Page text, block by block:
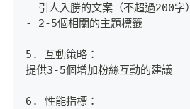
- 引人入勝的文案（不超過200字）
- 2-5個相關的主題標籤
5. 互動策略：
提供3-5個增加粉絲互動的建議
6. 性能指標：